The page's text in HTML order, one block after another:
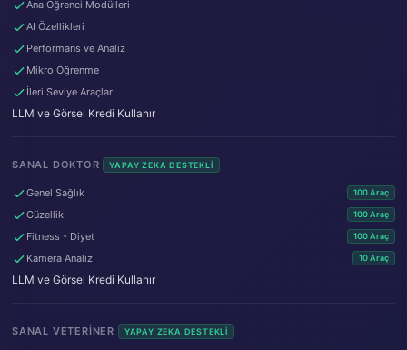
Ana Öğrenci Modülleri
AI Özellikleri
Performans ve Analiz
Mikro Öğrenme
İleri Seviye Araçlar
LLM ve Görsel Kredi Kullanır
SANAL DOKTOR YAPAY ZEKA DESTEKLI
Genel Sağlık 100 Araç
Güzellik 100 Araç
Fitness - Diyet 100 Araç
Kamera Analiz 10 Araç
LLM ve Görsel Kredi Kullanır
SANAL VETERINER YAPAY ZEKA DESTEKLI